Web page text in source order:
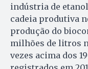
indústria de
cadeia produtiva
produção do
milhões de litros
vezes acima dos